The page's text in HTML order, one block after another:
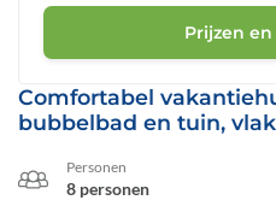
Comfortabel
bubbelbad en tuin,
Personen
8 personen
Prijzen